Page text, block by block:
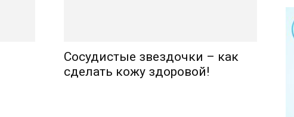
Сосудистые звездочки – как
сделать кожу здоровой!